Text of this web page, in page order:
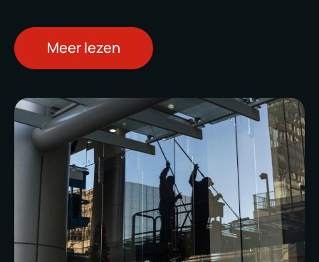
Meer lezen